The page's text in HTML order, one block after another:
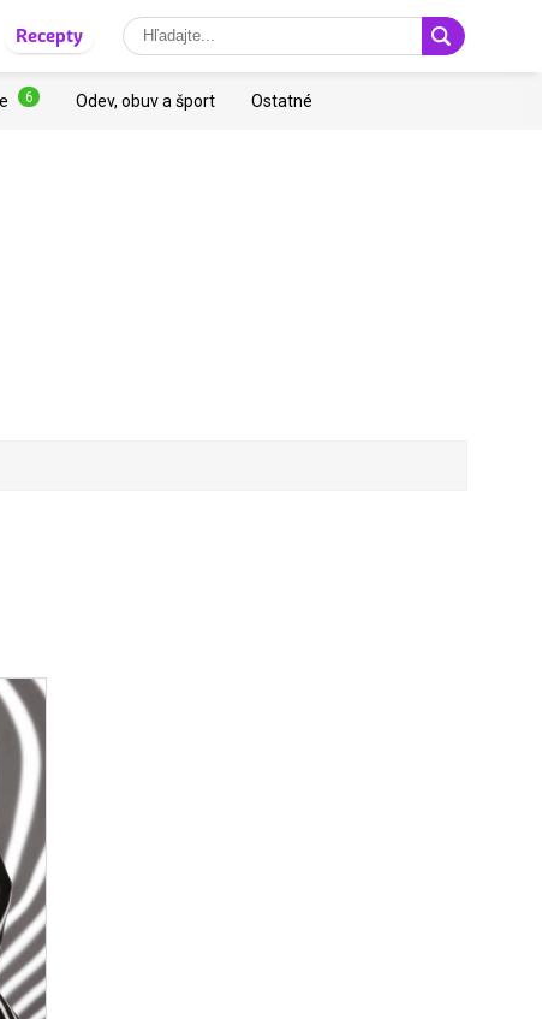
Recepty
6 Odev, obuv a šport Ostatné